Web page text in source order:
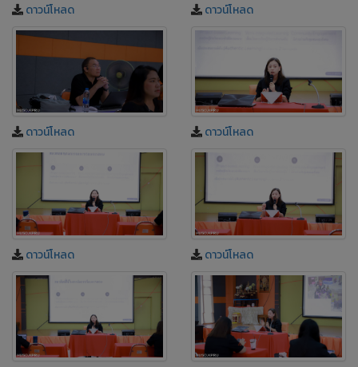
ดาวน์โหลด ดาวน์โหลด
ดาวน์โหลด ดาวน์โหลด
ดาวน์โหลด ดาวน์โหลด